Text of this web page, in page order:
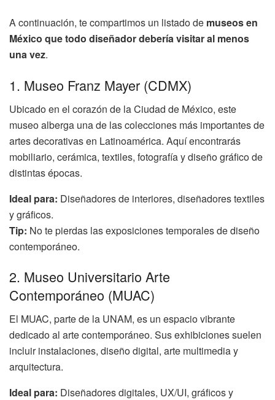
A continuación, te compartimos un listado de museos en
México que todo diseñador debería visitar al menos
una vez.
1. Museo Franz Mayer (CDMX)
Ubicado en el corazón de la Ciudad de México, este
museo alberga una de las colecciones más importantes de
artes decorativas en Latinoamérica. Aquí encontrarás
mobiliario, cerámica, textiles, fotografía y diseño gráfico de
distintas épocas.
Ideal para: Diseñadores de interiores, diseñadores textiles
y gráficos.
Tip: No te pierdas las exposiciones temporales de diseño
contemporáneo.
2. Museo Universitario Arte
Contemporáneo (MUAC)
El MUAC, parte de la UNAM, es un espacio vibrante
dedicado al arte contemporáneo. Sus exhibiciones suelen
incluir instalaciones, diseño digital, arte multimedia y
arquitectura.
Ideal para: Diseñadores digitales, UX/UI, gráficos y